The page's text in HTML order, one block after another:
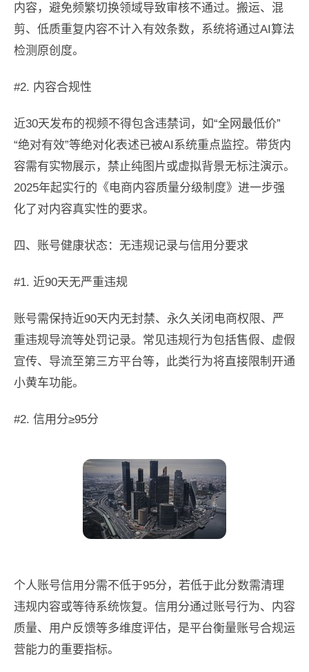
内容，避免频繁切换领域导致审核不通过。搬运、混
剪、低质重复内容不计入有效条数，系统将通过AI算法
检测原创度。
#2. 内容合规性
近30天发布的视频不得包含违禁词，如“全网最低价”
“绝对有效”等绝对化表述已被AI系统重点监控。带货内
容需有实物展示，禁止纯图片或虚拟背景无标注演示。
2025年起实行的《电商内容质量分级制度》进一步强
化了对内容真实性的要求。
四、账号健康状态：无违规记录与信用分要求
#1. 近90天无严重违规
账号需保持近90天内无封禁、永久关闭电商权限、严
重违规导流等处罚记录。常见违规行为包括售假、虚假
宣传、导流至第三方平台等，此类行为将直接限制开通
小黄车功能。
#2. 信用分≥95分
个人账号信用分需不低于95分，若低于此分数需清理
违规内容或等待系统恢复。信用分通过账号行为、内容
质量、用户反馈等多维度评估，是平台衡量账号合规运
营能力的重要指标。